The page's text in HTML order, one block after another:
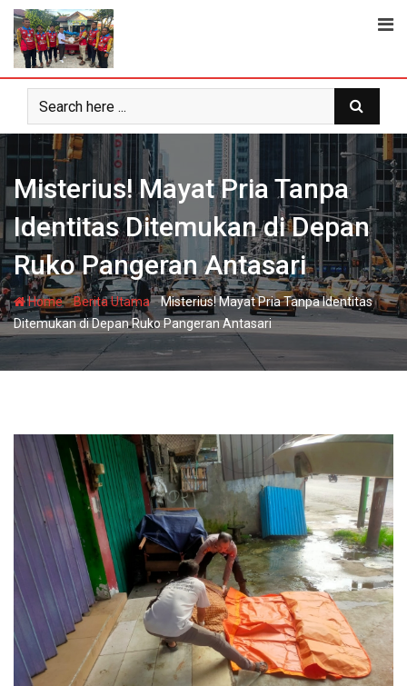
Skip
content
Misterius! Mayat Pria Tanpa
Identitas Ditemukan di Depan
Ruko Pangeran Antasari
Home-Berita Utama-Misterius! Mayat Pria Tanpa Identitas
Ditemukan di Depan Ruko Pangeran Antasari